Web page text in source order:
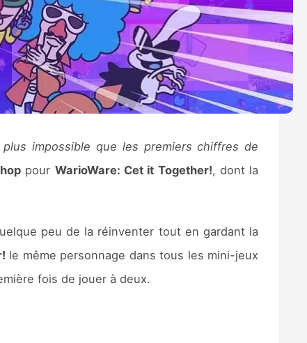
plus impossible que les premiers chiffres de
pour WarioWare: Cet it Together!, dont la
peu de la réinventer tout en gardant la
le même personnage dans tous les mini-jeux
fois de jouer à deux.